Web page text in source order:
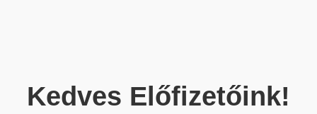
Kedves Előfizetőink!